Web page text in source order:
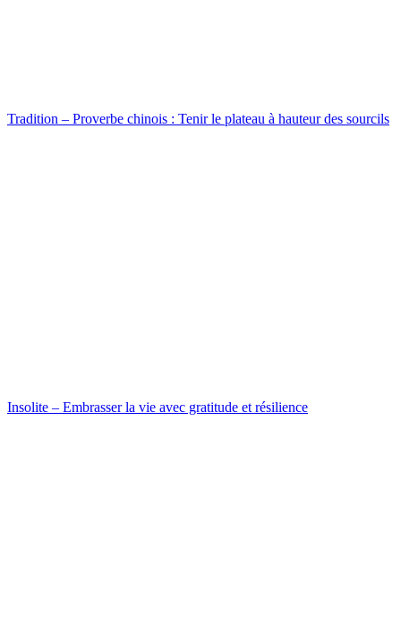
Tradition – Proverbe chinois : Tenir le plateau à hauteur des sourcils
Insolite – Embrasser la vie avec gratitude et résilience